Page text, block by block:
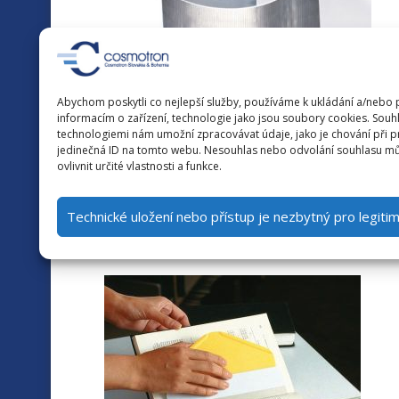
Abychom poskytli co nejlepší služby, používáme k ukládání a/nebo
informacím o zařízení, technologie jako jsou soubory cookies.
technologiemi nám umožní zpracovávat údaje, jako je chování při
jedinečná ID na tomto webu. Nesouhlas nebo odvolání souhlasu
ovlivnit určité vlastnosti a funkce.
Technické uložení nebo přístup je nezbytný pro
Aplikátor Tattle-
S týmto zariadením je možné aplikovať
rýchlejšie než pri ručnej aplikácii. Je